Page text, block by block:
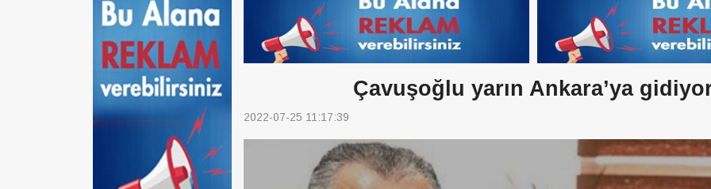
Çavuşoğlu yarın Ankara’ya
2022-07-25 11:17:39